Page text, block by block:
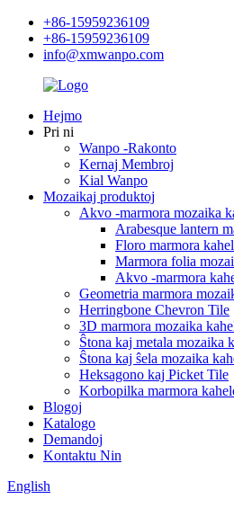
+86-15959236109
+86-15959236109
info@xmwanpo.com
Hejmo
Pri ni
Wanpo -Rakonto
Kernaj Membroj
Kial Wanpo
Mozaikaj produktoj
Akvo -marmora mozaika
Arabesque lantern
Floro marmora
Marmora folia
Akvo -marmora
Geometria marmora
Herringbone Chevron Tile
3D marmora mozaika
Ŝtona kaj metala mozaika
Ŝtona kaj ŝela mozaika
Heksagono kaj Picket Tile
Korbopilka marmora
Blogoj
Katalogo
Demandoj
Kontaktu Nin
English